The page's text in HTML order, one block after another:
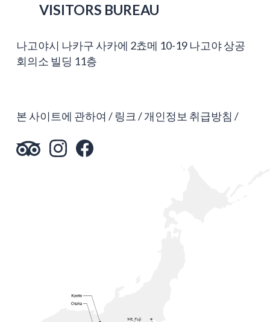
VISITORS BUREAU
나고야시 나카구 사카에 2쵸메 10-19 나고야 상공
회의소 빌딩 11층
본 사이트에 관하여 링크 개인정보 취급방침